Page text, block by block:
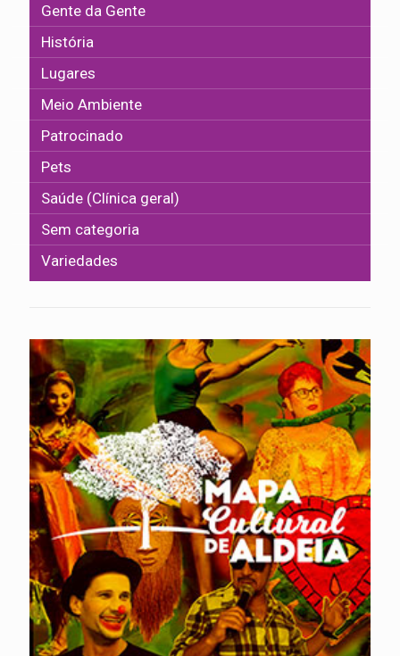
Gente da Gente
História
Lugares
Meio Ambiente
Patrocinado
Pets
Saúde (Clínica geral)
Sem categoria
Variedades